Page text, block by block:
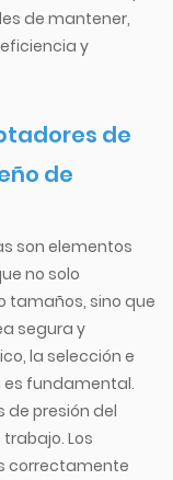
de mantener,
y
de
de
son elementos
no solo
tamaños, sino que
segura y
la selección e
fundamental.
de presión del
Los
correctamente